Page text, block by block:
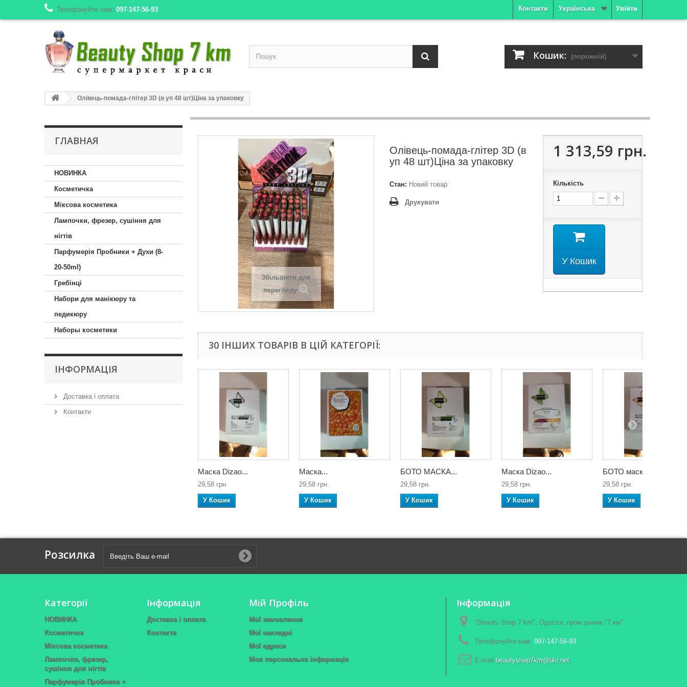
Увійти
Українська
Контакти
Телефонуйте нам: 097-147-56-93
Кошик: (порожній)
Олівець-помада-глітер 3D (в уп 48 шт)Ціна за упаковку
ГЛАВНАЯ
НОВИНКА
Косметичка
Міксова косметика
Лампочки, фрезер, сушіння для
нігтів
Парфумерія Пробники + Духи (8-
20-50ml)
Гребінці
Набори для манікюру та
педикюру
Наборы косметики
ІНФОРМАЦІЯ
Доставка і оплата
Контакти
Збільшити для
перегляду
Олівець-помада-глітер 3D (в
уп 48 шт)Ціна за упаковку
Стан: Новий товар
Друкувати
1 313,59 грн.
Кількість
У Кошик
30 ІНШИХ ТОВАРІВ В ЦІЙ КАТЕГОРІЇ:
Маска Dizao...
29,58 грн.
У Кошик
Маска...
29,58 грн.
У Кошик
БОТО МАСКА...
29,58 грн.
У Кошик
Маска Dizao...
29,58 грн.
У Кошик
БОТО маска...
29,58 грн.
У Кошик
Розсилка
Категорії
НОВИНКА
Косметичка
Міксова косметика
Лампочки, фрезер,
сушіння для нігтів
Парфумерія Пробники +
Інформація
Доставка і оплата
Контакти
Мій Профіль
Мої замовлення
Мої накладні
Мої адреси
Моя персональна інформація
Інформація
"Beauty Shop 7 km", Одесса, пром рынок "7 км"
Телефонуйте нам: 097-147-56-93
E-maіl beautyshop7km@ukr.net